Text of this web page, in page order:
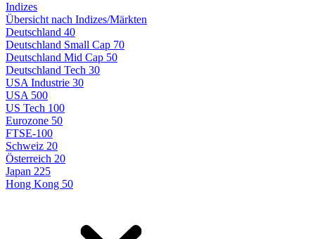
Indizes
Übersicht nach Indizes/Märkten
Deutschland 40
Deutschland Small Cap 70
Deutschland Mid Cap 50
Deutschland Tech 30
USA Industrie 30
USA 500
US Tech 100
Eurozone 50
FTSE-100
Schweiz 20
Österreich 20
Japan 225
Hong Kong 50